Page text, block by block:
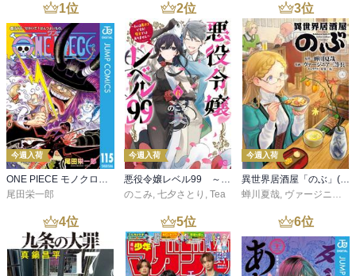
1位
今週入荷
ONE PIECE モノクロ版 115
尾田栄一郎
2位
今週入荷
悪役令嬢レベル99 ～私は裏ボスですが魔王ではありません～ その６
のこみ, 七夕さとり , Tea
3位
今週入荷
異世界居酒屋「のぶ」(22)
蝉川夏哉, ヴァージニア二等兵
4位 5位 6位